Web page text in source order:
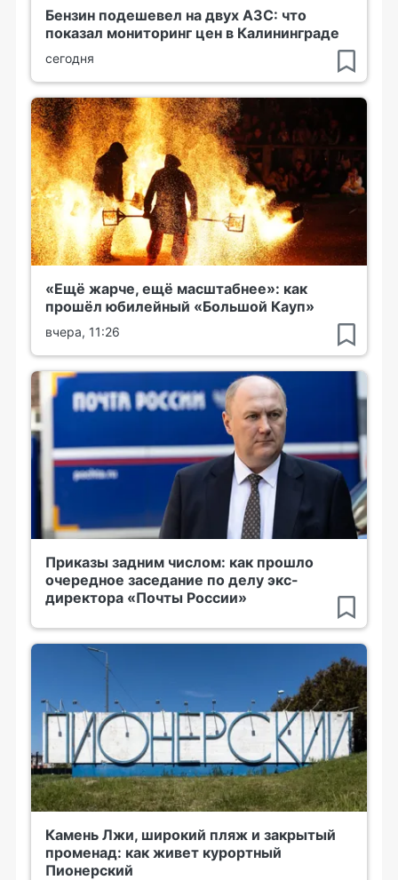
Бензин подешевел на двух АЗС: что
показал мониторинг цен в Калининграде
сегодня
«Ещё жарче, ещё масштабнее»: как
прошёл юбилейный «Большой Кауп»
вчера, 11:26
Приказы задним числом: как прошло
очередное заседание по делу экс-
директора «Почты России»
Камень Лжи, широкий пляж и закрытый
променад: как живет курортный
Пионерский